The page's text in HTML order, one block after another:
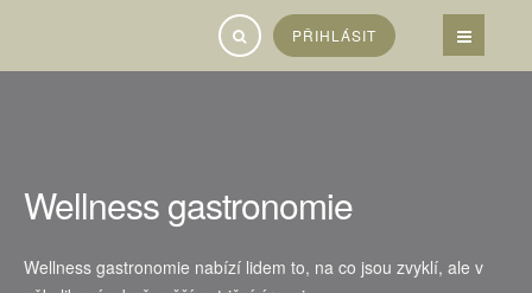
PŘIHLÁSIT
Wellness gastronomie
Wellness gastronomie nabízí lidem to, na co jsou zvyklí, ale v